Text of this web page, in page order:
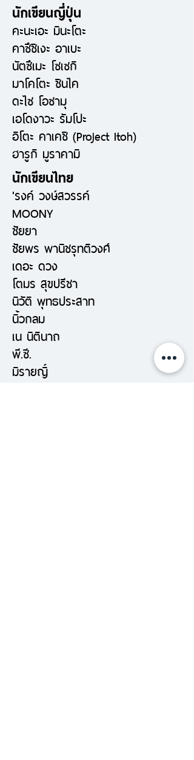
นักเขียนญี่ปุ่น
คะนะเอะ มินะโตะ
คาซึชิเงะ อาเบะ
นัตซึเมะ โซเซกิ
มาโคโตะ ชินไค
ดะไซ โอซามุ
เอโดงาวะ รัมโปะ
อิโตะ คาเคชิ (Project Itoh)
ฮารูกิ มูราคามิ
นักเขียนไทย
'รงค์ วงษ์สวรรค์
MOONY
ชัยยา
ชัยพร พานิชรุทติวงศ์
เดอะ ดวง
โตมร สุขปรีชา
นิวัติ พุทธประสาท
นิ้วกลม
เน นิตินาถ
พี.ซี.
มิรายญิ์